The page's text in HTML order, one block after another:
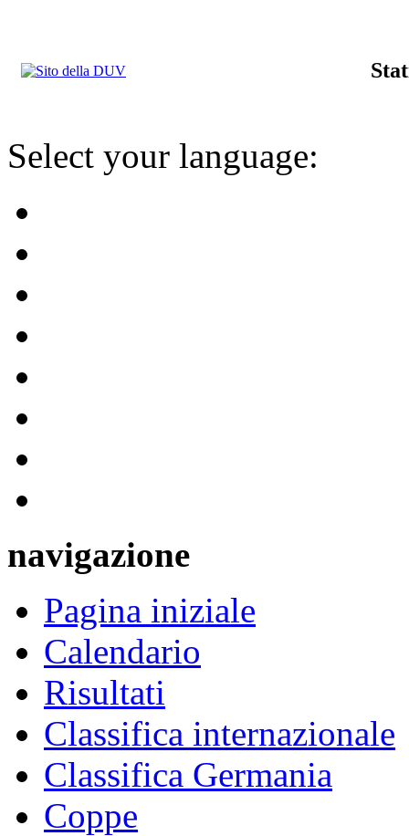
Select your language:
navigazione
Pagina iniziale
Calendario
Risultati
Classifica internazionale
Classifica Germania
Coppe